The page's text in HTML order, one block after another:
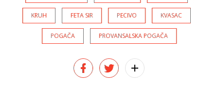
KRUH FETA SIR PECIVO KVASAC
POGAČA PROVANSALSKA POGAČA